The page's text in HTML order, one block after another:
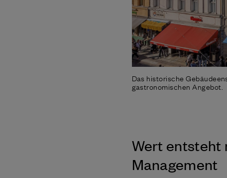
Das historische
gastronomischen Angebot.
Wert entsteht
Management